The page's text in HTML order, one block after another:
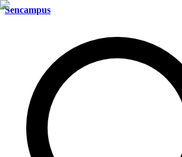
Sencampus